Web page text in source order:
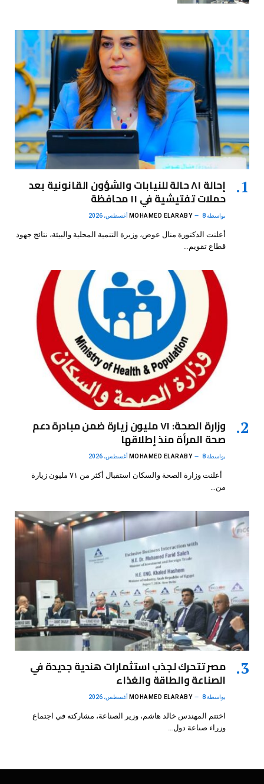
إحالة ٨١ حالة للنيابات والشؤون القانونية بعد
حملات تفتيشية في ١١ محافظة
بواسطة MOHAMED ELARABY 8 أغسطس، 2026
أعلنت الدكتورة منال عوض، وزيرة التنمية المحلية والبيئة، نتائج جهود
قطاع تقويم…
وزارة الصحة: ٧١ مليون زيارة ضمن مبادرة دعم
صحة المرأة منذ إطلاقها
بواسطة MOHAMED ELARABY 8 أغسطس، 2026
أعلنت وزارة الصحة والسكان استقبال أكثر من ٧١ مليون زيارة
من…
مصر تتحرك لجذب استثمارات هندية جديدة في
الصناعة والطاقة والغذاء
بواسطة MOHAMED ELARABY 8 أغسطس، 2026
اختتم المهندس خالد هاشم، وزير الصناعة، مشاركته في اجتماع
وزراء صناعة دول…